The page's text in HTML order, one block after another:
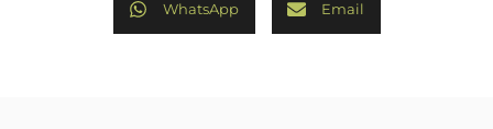
WhatsApp Email